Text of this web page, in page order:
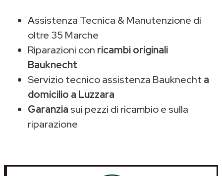
Assistenza Tecnica & Manutenzione di
oltre 35 Marche
Riparazioni con ricambi originali
Bauknecht
Servizio tecnico assistenza Bauknecht a
domicilio a Luzzara
Garanzia sui pezzi di ricambio e sulla
riparazione